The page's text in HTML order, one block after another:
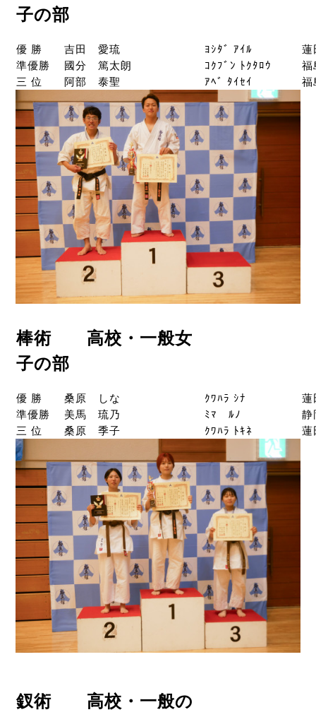
子の部
優 勝 吉田 愛琉 ﾖｼﾀﾞ ｱｲﾙ
蓮
準優勝
國分 篤太朗 ｺｸﾌﾞﾝ ﾄｸﾀﾛｳ
福
三 位
阿部 泰聖 ｱﾍﾞ ﾀｲｾｲ 福
棒術 高校・一般女
子の部
優 勝 桑原 しな ｸﾜﾊﾗ ｼﾅ
蓮
準優勝
美馬 琉乃 ﾐﾏ ﾙﾉ
静
三 位
桑原 季子 ｸﾜﾊﾗ ﾄｷﾈ 蓮
釵術 高校・一般の